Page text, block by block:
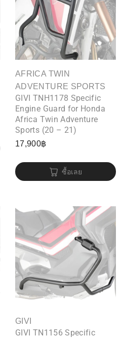
AFRICA TWIN
ADVENTURE SPORTS
GIVI TNH1178 Specific
Engine Guard for Honda
Africa Twin Adventure
Sports (20 – 21)
17,900฿
ซื้อเลย
GIVI
GIVI TN1156 Specific